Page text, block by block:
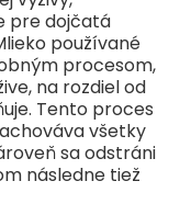
pre dojčatá
používané
procesom,
na rozdiel od
Tento proces
všetky
sa odstráni
následne tiež